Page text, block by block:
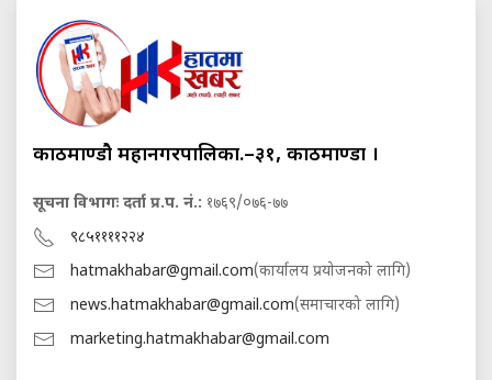
काठमाण्डौ महानगरपालिका.–३१, काठमाण्डौं ।
सूचना विभागः दर्ता प्र.प. नं.: १७६९/०७६-७७
९८५११११२२४
hatmakhabar@gmail.com(कार्यालय प्रयोजनको लागि)
news.hatmakhabar@gmail.com(समाचारको लागि)
marketing.hatmakhabar@gmail.com